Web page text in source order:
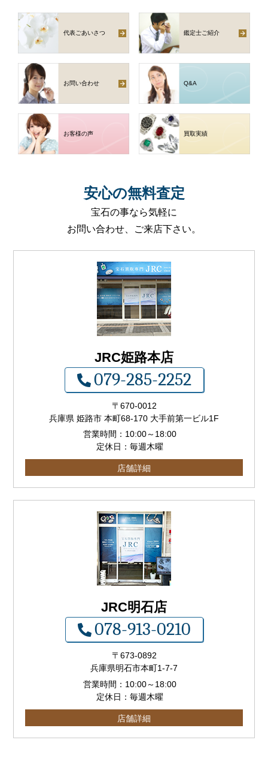
代表ごあいさつ 鑑定士ご紹介
お問い合わせ Q&A
お客様の声 買取実績
安心の無料査定
宝石の事なら気軽に
お問い合わせ、ご来店下さい。
JRC姫路本店
079-285-2252
〒 670-0012
兵庫県 姫路市 本町68-170 大手前第一ビル1F
営業時間： 10:00～ 18:00
定休日：毎週木曜
店舗詳細
JRC明石店
078-913-0210
〒673-0892
兵庫県明石市本町1-7-7
営業時間： 10:00～ 18:00
定休日：毎週木曜
店舗詳細